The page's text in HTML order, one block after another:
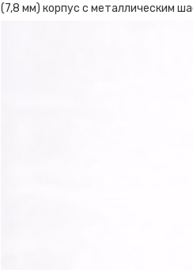
(7,8 мм) корпус с металлическим